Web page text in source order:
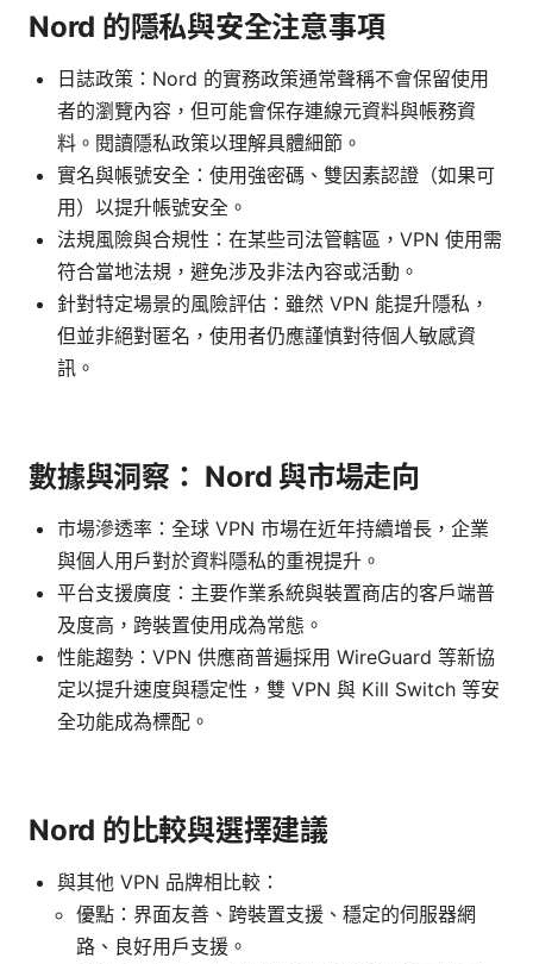
Nord 的隱私與安全注意事項
日誌政策：Nord 的實務政策通常聲稱不會保留使用
者的瀏覽內容，但可能會保存連線元資料與帳務資
料。閱讀隱私政策以理解具體細節。
實名與帳號安全：使用強密碼、雙因素認證（如果可
用）以提升帳號安全。
法規風險與合規性：在某些司法管轄區，VPN 使用需
符合當地法規，避免涉及非法內容或活動。
針對特定場景的風險評估：雖然 VPN 能提升隱私，
但並非絕對匿名，使用者仍應謹慎對待個人敏感資
訊。
數據與洞察： Nord 與市場走向
市場滲透率：全球 VPN 市場在近年持續增長，企業
與個人用戶對於資料隱私的重視提升。
平台支援廣度：主要作業系統與裝置商店的客戶端普
及度高，跨裝置使用成為常態。
性能趨勢：VPN 供應商普遍採用 WireGuard 等新協
定以提升速度與穩定性，雙 VPN 與 Kill Switch 等安
全功能成為標配。
Nord 的比較與選擇建議
與其他 VPN 品牌相比較：
優點：界面友善、跨裝置支援、穩定的伺服器網
路、良好用戶支援。